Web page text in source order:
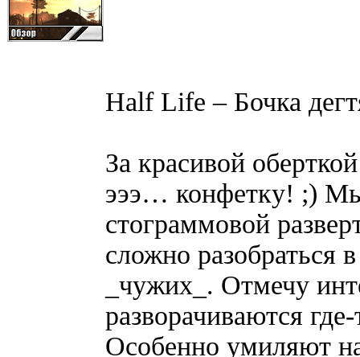
Half Life – Бочка
За красивой
эээ… конфетку! ;)
стограммовой
сложно разобраться
_чужих_. Отмечу
разворачиваются
Особенно умиляют